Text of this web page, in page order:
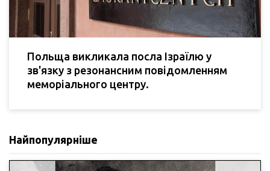
Польща викликала посла Ізраїлю у
зв'язку з резонансним повідомленням
меморіального центру.
Найпопулярніше